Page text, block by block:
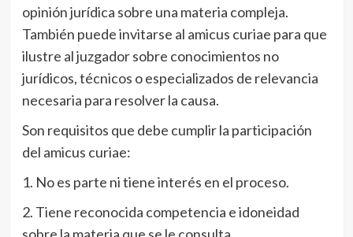
opinión jurídica sobre una materia compleja.
También puede invitarse al amicus curiae para que
ilustre al juzgador sobre conocimientos no
jurídicos, técnicos o especializados de relevancia
necesaria para resolver la causa.
Son requisitos que debe cumplir la participación
del amicus curiae:
1. No es parte ni tiene interés en el proceso.
2. Tiene reconocida competencia e idoneidad